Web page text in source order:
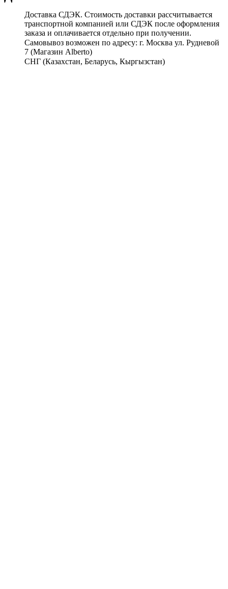
Доставка СДЭК. Стоимость доставки рассчитывается
транспортной компанией или СДЭК после оформления
заказа и оплачивается отдельно при получении.
Самовывоз возможен по адресу: г. Москва ул. Рудневой
7 (Магазин Alberto)
СНГ (Казахстан, Беларусь, Кыргызстан)